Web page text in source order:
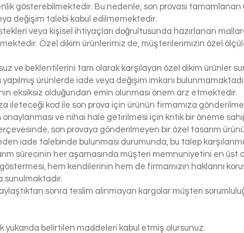
gösterebilmektedir. Bu nedenle, son provası
değişim talebi kabul edilmemektedir.
veya kişisel ihtiyaçları doğrultusunda hazırlanan
Özel dikim ürünlerimiz de, müşterilerimizin özel
ve beklentilerini tam olarak karşılayan özel dikim ürünler
ürünlerde iade veya değişim imkanı
eksiksiz olduğundan emin olunması önem arz etmektedir.
ileteceği kod ile son prova için ürünün firmamıza
ve nihai hale getirilmesi için kritik bir öneme
son provaya gönderilmeyen bir özel tasarım
iade talebinde bulunması durumunda, bu talep
sürecinin her aşamasında müşteri memnuniyetini en üst
hem kendilerinin hem de firmamızın haklarını
sunulmaktadır.
sonra teslim alınmayan kargolar müşteri
yukarıda belirtilen maddeleri kabul etmiş olursunuz.